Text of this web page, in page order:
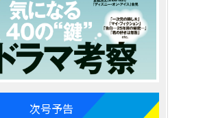
次号予告